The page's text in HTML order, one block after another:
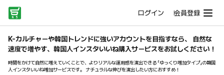
ログイン 会員登録
K-カルチャーや韓国トレンドに強いアカウントを目指すなら、 自然な
速度で増やす、韓国人インスタいいね購入サービスをお試しください！
時間をかけて自然に増えていくことで、よりリアルな運用感を演出できる 「ゆっくり増加タイプ」の韓国
人インスタいいね増加サービスです。 ナチュラルな伸びを演出したい方におすすめ！